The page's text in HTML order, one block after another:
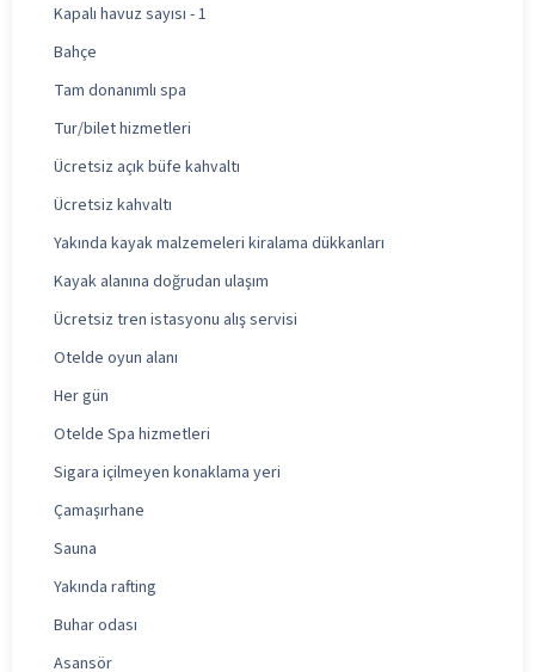
Kapalı havuz sayısı - 1
Bahçe
Tam donanımlı spa
Tur/bilet hizmetleri
Ücretsiz açık büfe kahvaltı
Ücretsiz kahvaltı
Yakında kayak malzemeleri kiralama dükkanları
Kayak alanına doğrudan ulaşım
Ücretsiz tren istasyonu alış servisi
Otelde oyun alanı
Her gün
Otelde Spa hizmetleri
Sigara içilmeyen konaklama yeri
Çamaşırhane
Sauna
Yakında rafting
Buhar odası
Asansör